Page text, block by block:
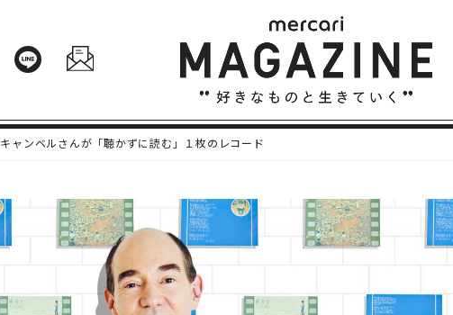
キャンベルさんが「聴かずに読む」１枚のレコード